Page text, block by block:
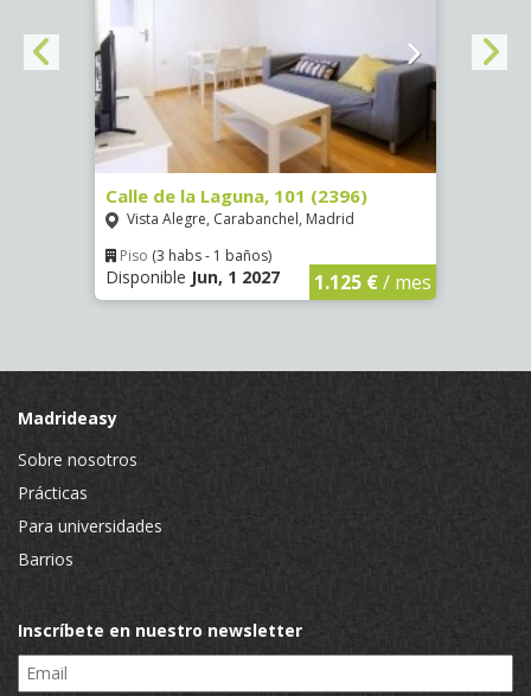
Calle de la Laguna, 101 (2396)
Vista Alegre, Carabanchel, Madrid
Piso (3 habs - 1 baños)
Disponible Jun, 1 2027 1.125 €/ mes
Madrideasy
Sobre nosotros
Prácticas
Para universidades
Barrios
Inscríbete en nuestro newsletter
Email